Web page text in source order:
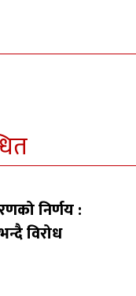
निर्णय :
विरोध